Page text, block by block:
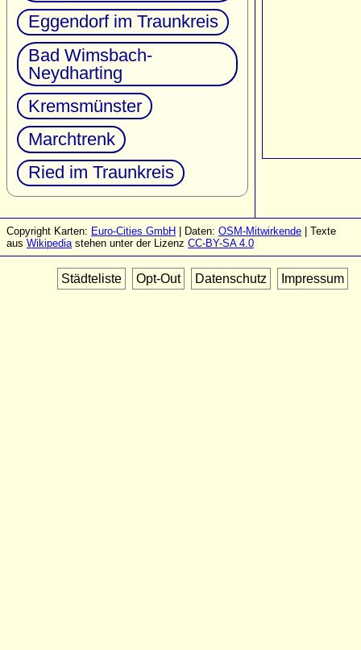
Eggendorf im Traunkreis
Bad Wimsbach-
Neydharting
Kremsmünster
Marchtrenk
Ried im Traunkreis
Copyright Karten: Euro-Cities GmbH | Daten: OSM-Mitwirkende | Texte
aus Wikipediastehen unter der Lizenz CC-BY-SA 4.0
Städteliste Opt-Out Datenschutz Impressum